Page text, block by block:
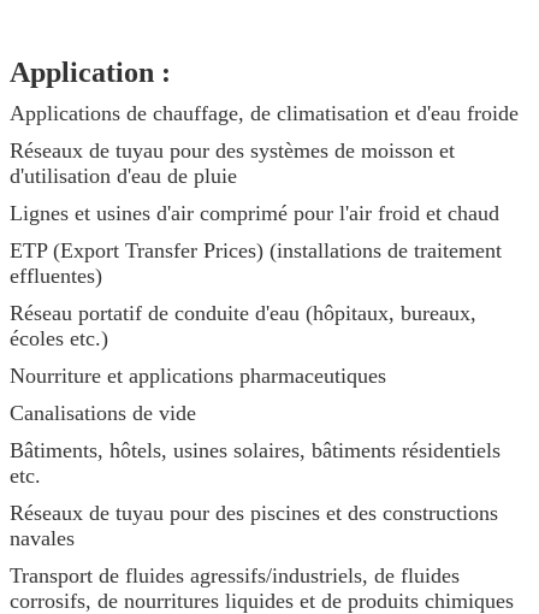
Application :
Applications de chauffage, de climatisation et d'eau froide
Réseaux de tuyau pour des systèmes de moisson et
d'utilisation d'eau de pluie
Lignes et usines d'air comprimé pour l'air froid et chaud
ETP (Export Transfer Prices) (installations de traitement
effluentes)
Réseau portatif de conduite d'eau (hôpitaux, bureaux,
écoles etc.)
Nourriture et applications pharmaceutiques
Canalisations de vide
Bâtiments, hôtels, usines solaires, bâtiments résidentiels
etc.
Réseaux de tuyau pour des piscines et des constructions
navales
Transport de fluides agressifs/industriels, de fluides
corrosifs, de nourritures liquides et de produits chimiques